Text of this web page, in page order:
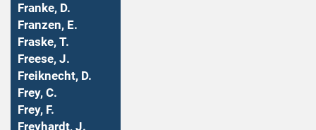
Franke, D.
Franzen, E.
Fraske, T.
Freese, J.
Freiknecht, D.
Frey, C.
Frey, F.
Freyhardt, J.